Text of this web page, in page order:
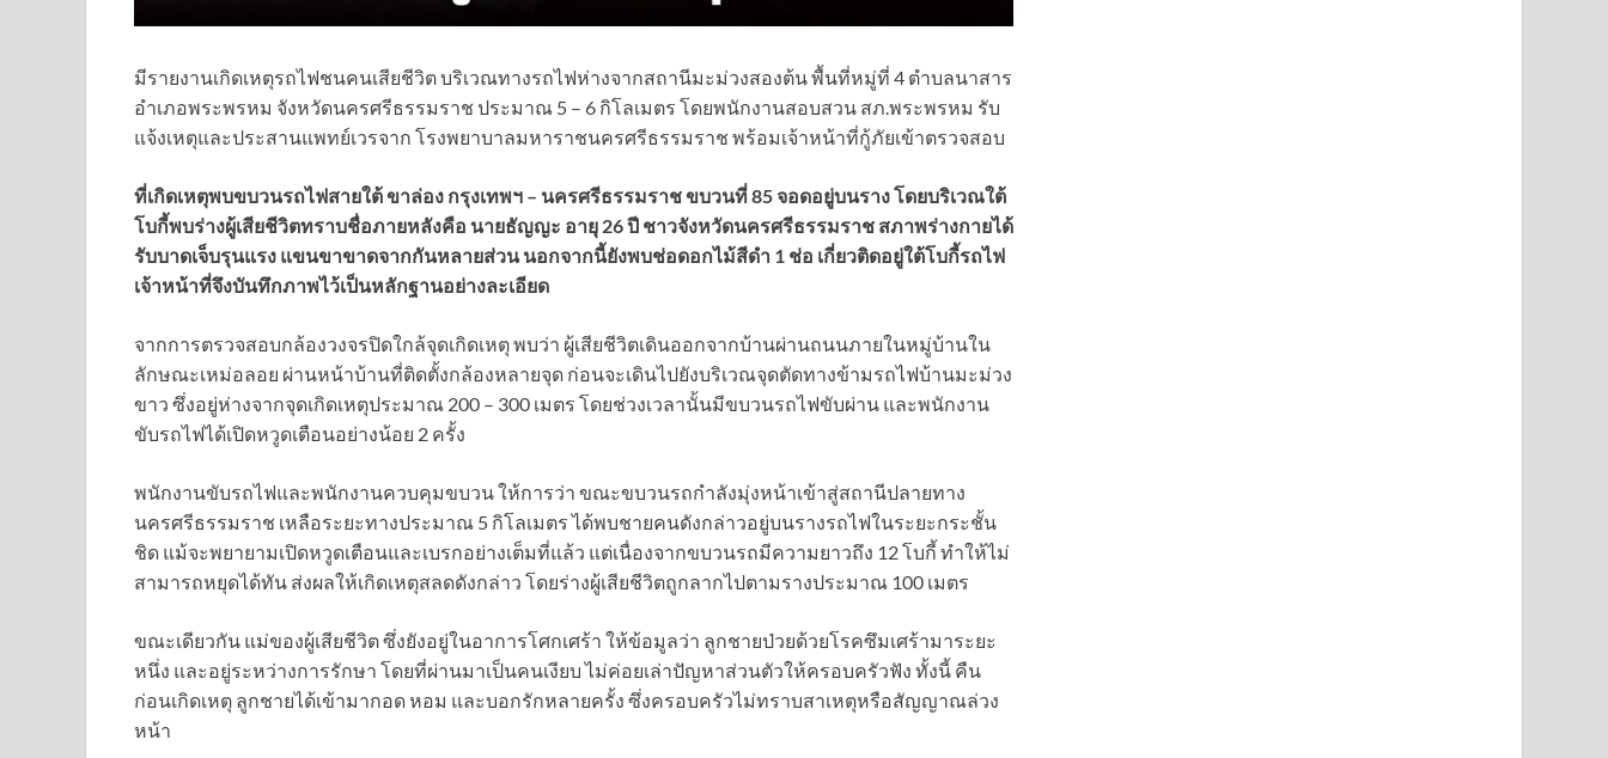
มีรายงานเกิดเหตุรถไฟชนคนเสียชีวิต บริเวณทางรถไฟห่างจากสถานีมะม่วงสองต้น พื้นที่หมู่ที่ 4 ตำบลนาสาร
อำเภอพระพรหม จังหวัดนครศรีธรรมราช ประมาณ 5 – 6 กิโลเมตร โดยพนักงานสอบสวน สภ.พระพรหม รับ
แจ้งเหตุและประสานแพทย์เวรจาก โรงพยาบาลมหาราชนครศรีธรรมราช พร้อมเจ้าหน้าที่กู้ภัยเข้าตรวจสอบ
ที่เกิดเหตุพบขบวนรถไฟสายใต้ ขาล่อง กรุงเทพฯ – นครศรีธรรมราช ขบวนที่ 85 จอดอยู่บนราง โดยบริเวณใต้
โบกี้พบร่างผู้เสียชีวิตทราบชื่อภายหลังคือ นายธัญญะ อายุ 26 ปี ชาวจังหวัดนครศรีธรรมราช สภาพร่างกายได้
รับบาดเจ็บรุนแรง แขนขาขาดจากกันหลายส่วน นอกจากนี้ยังพบช่อดอกไม้สีดำ 1 ช่อ เกี่ยวติดอยู่ใต้โบกี้รถไฟ
เจ้าหน้าที่จึงบันทึกภาพไว้เป็นหลักฐานอย่างละเอียด
จากการตรวจสอบกล้องวงจรปิดใกล้จุดเกิดเหตุ พบว่า ผู้เสียชีวิตเดินออกจากบ้านผ่านถนนภายในหมู่บ้านใน
ลักษณะเหม่อลอย ผ่านหน้าบ้านที่ติดตั้งกล้องหลายจุด ก่อนจะเดินไปยังบริเวณจุดตัดทางข้ามรถไฟบ้านมะม่วง
ขาว ซึ่งอยู่ห่างจากจุดเกิดเหตุประมาณ 200 – 300 เมตร โดยช่วงเวลานั้นมีขบวนรถไฟขับผ่าน และพนักงาน
ขับรถไฟได้เปิดหวูดเตือนอย่างน้อย 2 ครั้ง
พนักงานขับรถไฟและพนักงานควบคุมขบวน ให้การว่า ขณะขบวนรถกำลังมุ่งหน้าเข้าสู่สถานีปลายทาง
นครศรีธรรมราช เหลือระยะทางประมาณ 5 กิโลเมตร ได้พบชายคนดังกล่าวอยู่บนรางรถไฟในระยะกระชั้น
ชิด แม้จะพยายามเปิดหวูดเตือนและเบรกอย่างเต็มที่แล้ว แต่เนื่องจากขบวนรถมีความยาวถึง 12 โบกี้ ทำให้ไม่
สามารถหยุดได้ทัน ส่งผลให้เกิดเหตุสลดดังกล่าว โดยร่างผู้เสียชีวิตถูกลากไปตามรางประมาณ 100 เมตร
ขณะเดียวกัน แม่ของผู้เสียชีวิต ซึ่งยังอยู่ในอาการโศกเศร้า ให้ข้อมูลว่า ลูกชายป่วยด้วยโรคซึมเศร้ามาระยะ
หนึ่ง และอยู่ระหว่างการรักษา โดยที่ผ่านมาเป็นคนเงียบ ไม่ค่อยเล่าปัญหาส่วนตัวให้ครอบครัวฟัง ทั้งนี้ คืน
ก่อนเกิดเหตุ ลูกชายได้เข้ามากอด หอม และบอกรักหลายครั้ง ซึ่งครอบครัวไม่ทราบสาเหตุหรือสัญญาณล่วง
หน้า